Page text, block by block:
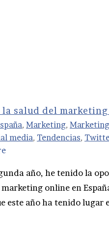
la salud del
, Marketing,
media, Tendencias,
año, he tenido la
online en
este año ha tenido lugar